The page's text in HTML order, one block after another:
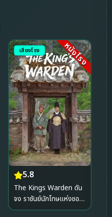
เสียงโรง หนังโรง
5.8
The Kings Warden ดัน
จง ราชันย์นักโทษแห่งชอง
นยองโพ (2026)